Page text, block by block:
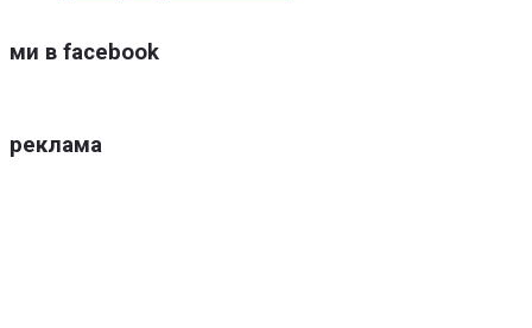
ми в facebook
реклама